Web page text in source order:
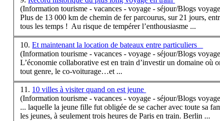
(Information tourisme - vacances - voyage - séjour/Blogs
Plus de 13 000 km de chemin de fer parcourus, sur 21 jours,
tous les temps ! Au risque de tempérer l’enthousiasme ...
10.Et maintenant la location de bateaux entre particuliers
(Information tourisme - vacances - voyage - séjour/Blogs
L’économie collaborative est entrain d’investir un domaine où
tout genre, le co-voiturage…et ...
11. 10 villes à visiter quand on est jeune
(Information tourisme - vacances - voyage - séjour/Blogs
... laquelle la jeune fille fut obligée de se cacher avec toute sa
les jeunes, à seulement trois heures de Paris entrain. Berlin ...